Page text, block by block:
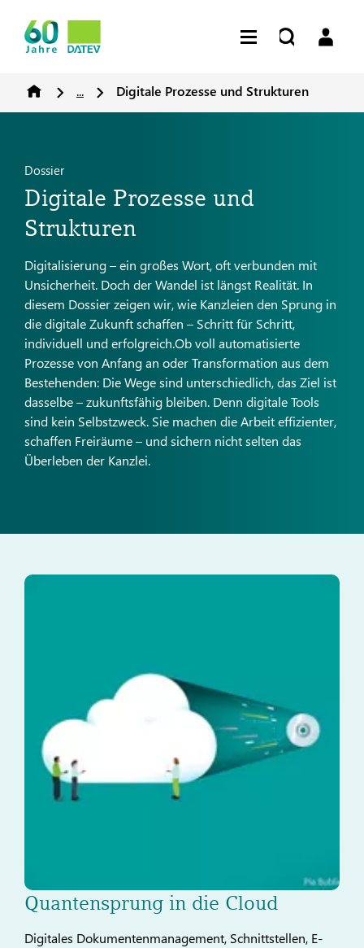
... Digitale Prozesse und Strukturen
Dossier
Digitale Prozesse und
Strukturen
Digitalisierung – ein großes Wort, oft verbunden mit
Unsicherheit. Doch der Wandel ist längst Realität. In
diesem Dossier zeigen wir, wie Kanzleien den Sprung in
die digitale Zukunft schaffen – Schritt für Schritt,
individuell und erfolgreich.Ob voll automatisierte
Prozesse von Anfang an oder Transformation aus dem
Bestehenden: Die Wege sind unterschiedlich, das Ziel ist
dasselbe – zukunftsfähig bleiben. Denn digitale Tools
sind kein Selbstzweck. Sie machen die Arbeit effizienter,
schaffen Freiräume – und sichern nicht selten das
Überleben der Kanzlei.
Quantensprung in die Cloud
Digitales Dokumentenmanagement, Schnittstellen, E-